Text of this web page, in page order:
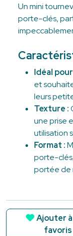
Un mini
porte-clés,
Idéal
et
leurs
Texture :
une prise
utilisation
Format :
porte-
portée de
Ajouter
favoris